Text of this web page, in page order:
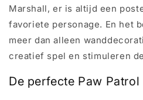
Marshall, er is altijd een
favoriete personage. En het
meer dan alleen
creatief spel en stimuleren
De perfecte Paw